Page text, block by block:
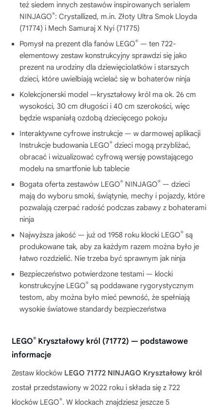
też siedem innych zestawów inspirowanych serialem
NINJAGO®: Crystallized, m.in. Złoty Ultra Smok Lloyda
(71774) i Mech Samuraj X Nyi (71775)
Pomysł na prezent dla fanów LEGO® — ten 722-
elementowy zestaw konstrukcyjny sprawdzi się jako
prezent na urodziny dla dziewięciolatków i starszych
dzieci, które uwielbiają wcielać się w bohaterów ninja
Kolekcjonerski model —kryształowy król ma ok. 26 cm
wysokości, 30 cm długości i 40 cm szerokości, więc
będzie wspaniałą ozdobą dziecięcego pokoju
Interaktywne cyfrowe instrukcje — w darmowej aplikacji
Instrukcje budowania LEGO® dzieci mogą przybliżać,
obracać i wizualizować cyfrową wersję powstającego
modelu na smartfonie lub tablecie
Bogata oferta zestawów LEGO® NINJAGO® — dzieci
mają do wyboru smoki, świątynie, mechy i pojazdy, które
pozwalają czerpać radość podczas zabawy z bohaterami
ninja
Najwyższa jakość — już od 1958 roku klocki LEGO® są
produkowane tak, aby za każdym razem można było je
łatwo rozdzielić. Nie trzeba być sprawnym jak ninja
Bezpieczeństwo potwierdzone testami — klocki
konstrukcyjne LEGO® są poddawane rygorystycznym
testom, aby można było mieć pewność, że spełniają
wysokie światowe standardy bezpieczeństwa
LEGO® Kryształowy król (71772) — podstawowe
informacje
Zestaw klocków LEGO 71772 NINJAGO Kryształowy król
został przedstawiony w 2022 roku i składa się z 722
klocków LEGO®. W klockach znajdziesz jeszcze 5